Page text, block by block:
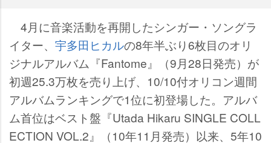
4月に音楽活動を再開したシンガー・ソングラ
イター、 宇多田ヒカルの8年半ぶり6枚目のオリ
ジナルアルバム『Fantome』（9月28日発売）が
初週25.3万枚を売り上げ、10/10付オリコン週間
アルバムランキングで1位に初登場した。アルバ
ム首位はベスト盤『Utada Hikaru SINGLE COLL
ECTION VOL.2』（10年11月発売）以来、5年10